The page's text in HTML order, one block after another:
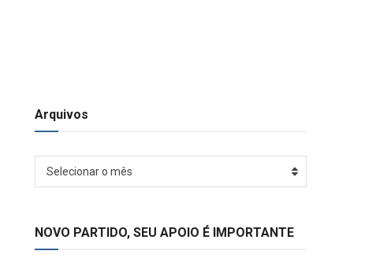
Arquivos
Arquivos
Selecionar o mês
NOVO PARTIDO, SEU APOIO É IMPORTANTE